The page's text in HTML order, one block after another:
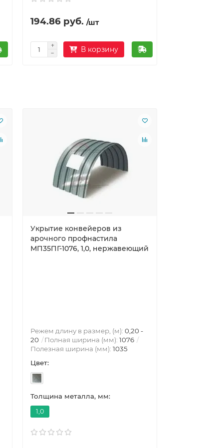
194.86 руб. /шт
В корзину
Укрытие конвейеров из
арочного профнастила
МП35ПГ-1076, 1,0, нержавеющий
Режем длину в размер, (м): 0,20 -
20
Полная ширина (мм): 1076
Полезная ширина (мм): 1035
Цвет:
Толщина металла, мм:
1,0